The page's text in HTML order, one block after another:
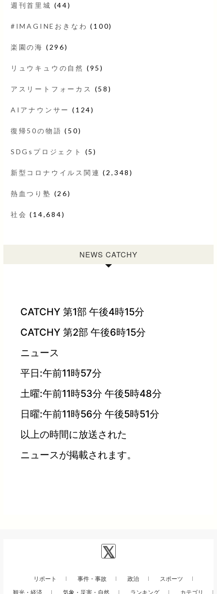
週刊首里城 (44)
#IMAGINEおきなわ (100)
楽園の海 (296)
リュウキュウの自然 (95)
アスリートフォーカス (58)
AIアナウンサー (124)
復帰50の物語 (50)
SDGsプロジェクト (5)
新型コロナウイルス関連 (2,348)
熱血つり塾 (26)
社会 (14,684)
NEWS CATCHY
CATCHY 第1部 午後4時15分
CATCHY 第2部 午後6時15分
ニュース
平日:午前11時57分
土曜:午前11時53分 午後5時48分
日曜:午前11時56分 午後5時51分
以上の時間に放送された
ニュースが掲載されます。
リポート 事件・事故 政治
スポーツ
観光・経済
気象・災害・自然 ランキング カテゴリ